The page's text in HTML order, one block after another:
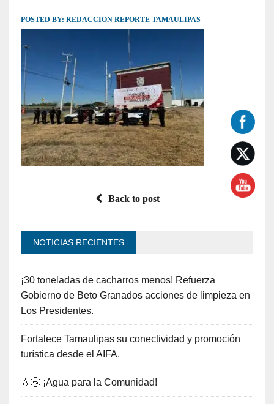
POSTED BY: REDACCION REPORTE TAMAULIPAS
Back to post
NOTICIAS RECIENTES
¡30 toneladas de cacharros menos! Refuerza
Gobierno de Beto Granados acciones de limpieza en
Los Presidentes.
Fortalece Tamaulipas su conectividad y promoción
turística desde el AIFA.
💧🚰 ¡Agua para la Comunidad!